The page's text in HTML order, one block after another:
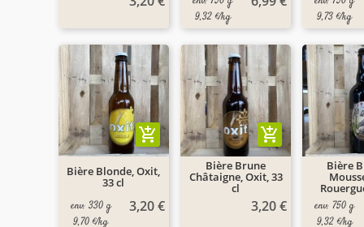
9,32 €/kg
9,73 €/kg
Bière Blonde, Oxit,
33 cl
add_shopping_cart
env. 330 g
9,70 €/kg
3,20 €
Bière Brune
Châtaigne, Oxit, 33
cl
add_shopping_cart
3,20 €
Bière
env. 750 g
9,32 €/kg